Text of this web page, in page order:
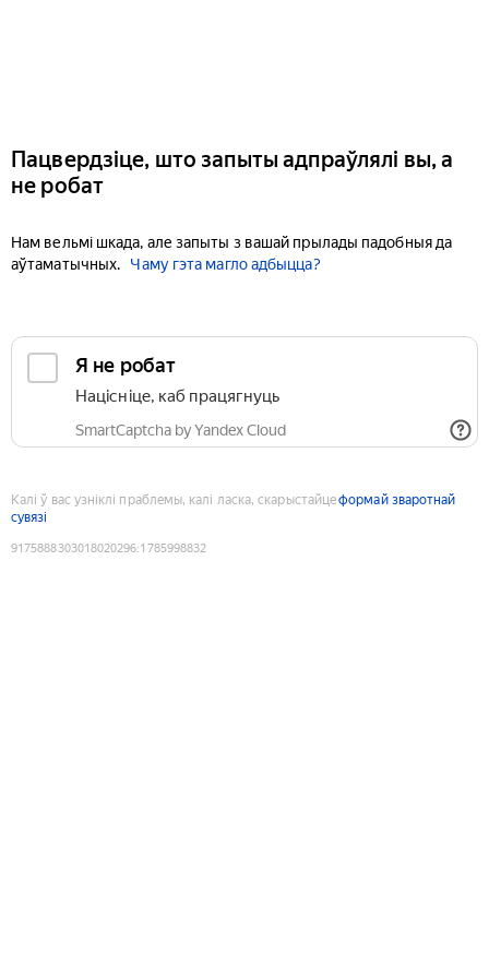
Пацвердзіце, што запыты адпраўлялі вы, а
не робат
Нам вельмі шкада, але запыты з вашай прылады падобныя да
аўтаматычных.
Чаму гэта магло адбыцца?
Я не робат
Націсніце, каб працягнуць
SmartCaptcha by Yandex Cloud
Калі ў вас узніклі праблемы, калі ласка, скарыстайцеформай зваротнай
сувязі
9175888303018020296:1785998832